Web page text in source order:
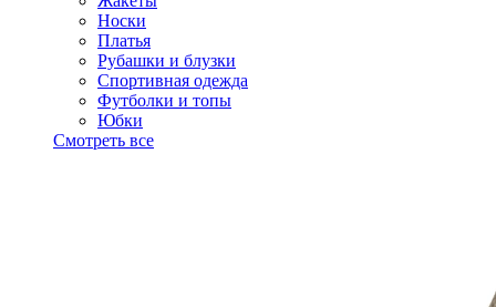
Носки
Платья
Рубашки и блузки
Спортивная одежда
Футболки и топы
Юбки
Смотреть все